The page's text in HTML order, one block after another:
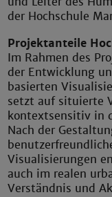
der Hochschule
Projektanteile
Im Rahmen des
der Entwicklung
basierten
setzt auf situierte
kontextsensitiv in
Nach der
Visualisierungen
auch im realen
Verständnis und